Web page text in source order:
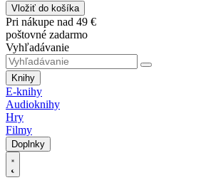
Vložiť do košíka
Pri nákupe nad 49 €
poštovné zadarmo
Vyhľadávanie
Knihy
E-knihy
Audioknihy
Hry
Filmy
Doplnky